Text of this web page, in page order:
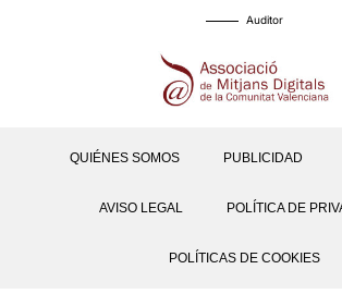
Auditor
QUIÉNES SOMOS PUBLICIDAD
AVISO LEGAL POLÍTICA DE
POLÍTICAS DE COOKIES